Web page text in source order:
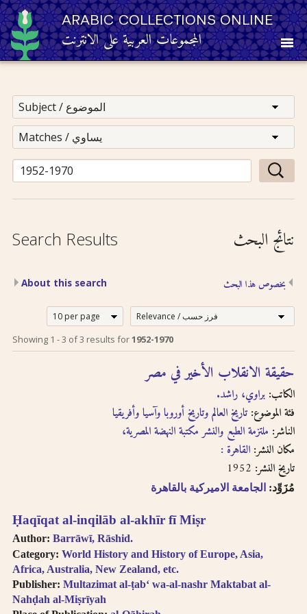
ARABIC COLLECTIONS ONLINE
المجموعات العربية على الانترنت
Other Resources
Browse
Browse by Category
Search
Search Results نتائج البحث
About this search بخصوص هذا البحث
Search tips in
Arabic
perform on this site
will query only the
of the books. As
searching
technologies for
Arabic OCR develop,
we intend to
introduce full-text
إرشادات للبحث لدى
استخدام الترجمة
الصوتية بالحروف
اللاتينية
إن عملية البحث التي تجريها في
هذا الموقع تعطي وصف
ببليوغرافي عن الكتاب
المسترجع باللغتين العربية
والانجليزية ولكنها لا تقدّم
إمكانية البحث بالنص الكامل.
عندما تتطوّر إمكانية استخدام
المحارف باللغة العربية في
Showing 1 -3 of3 results for1952-1970
Ḥaqīqat al-inqilāb al-akhīr fī Miṣr
Author: Barrāwī, Rāshid.
Category: World History and History of Europe, Asia,
Africa, Australia, New Zealand, etc.
Publisher: Multazimat al-ṭabʻ wa-al-nashr Maktabat al-
Nahḍah al-Miṣrīyah
حقيقة الانقلاب الأخير في مصر
الكاتب: براوي، راشد.
فئة الموضوع: تاريخ العالم وتاريخ أوروبا وآسيا وأفريقيا
الناشر: ملتزمة الطبع والنشر مكتبة النهضة المصرية،
مكان النشر: القاهرة :
تاريخ النشر:
مُزَوِّد: الجامعة الاميركية بالقاهرة